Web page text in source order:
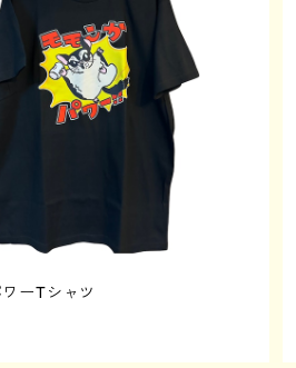
ーTシャツ